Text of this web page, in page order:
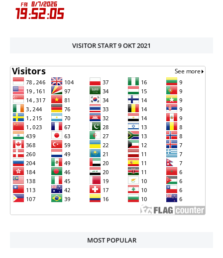
VISITOR START 9 OKT 2021
MOST POPULAR